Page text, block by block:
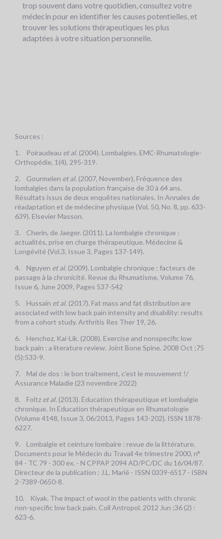
trop souvent dans votre quotidien, consultez votre
médecin pour en identifier les causes potentielles, et
trouver les solutions thérapeutiques les plus
adaptées à votre situation personnelle.
Sources :
1. Poiraudeau et al. (2004). Lombalgies. EMC-Rhumatologie-
Orthopédie, 1(4), 295-319.
2. Gourmelen et al. (2007, November). Fréquence des
lombalgies dans la population française de 30 à 64 ans.
Résultats issus de deux enquêtes nationales. In Annales de
réadaptation et de médecine physique (Vol. 50, No. 8, pp. 633-
639). Elsevier Masson.
3. Cherin, de Jaeger. (2011). La lombalgie chronique :
actualités, prise en charge thérapeutique. Médecine &
Longévité (Vol.3, Issue 3, Pages 137-149).
4. Nguyen et al. (2009). Lombalgie chronique : facteurs de
passage à la chronicité. Revue du Rhumatisme, Volume 76,
Issue 6, June 2009, Pages 537-542
5. Hussain et al. (2017). Fat mass and fat distribution are
associated with low back pain intensity and disability: results
from a cohort study. Arthritis Res Ther 19, 26.
6. Henchoz, Kai-Lik. (2008). Exercise and nonspecific low
back pain : a literature review. Joint Bone Spine. 2008 Oct ;75
(5):533-9.
7. Mal de dos : le bon traitement, c’est le mouvement !/
Assurance Maladie (23 novembre 2022)
8. Foltz et al. (2013). Éducation thérapeutique et lombalgie
chronique. In Education thérapeutique en Rhumatologie
(Volume 4148, Issue 3, 06/2013, Pages 143-202), ISSN 1878-
6227.
9. Lombalgie et ceinture lombaire : revue de la littérature.
Documents pour le Médecin du Travail 4e trimestre 2000, n°
84 - TC 79 - 300 ex. - N CPPAP 2094 AD/PC/DC du 16/04/87.
Directeur de la publication : J.L. Marié - ISSN 0339-6517 - ISBN
2-7389-0650-8.
10. Kiyak. The impact of wool in the patients with chronic
non-specific low back pain. Coll Antropol. 2012 Jun ;36 (2) :
623-6.